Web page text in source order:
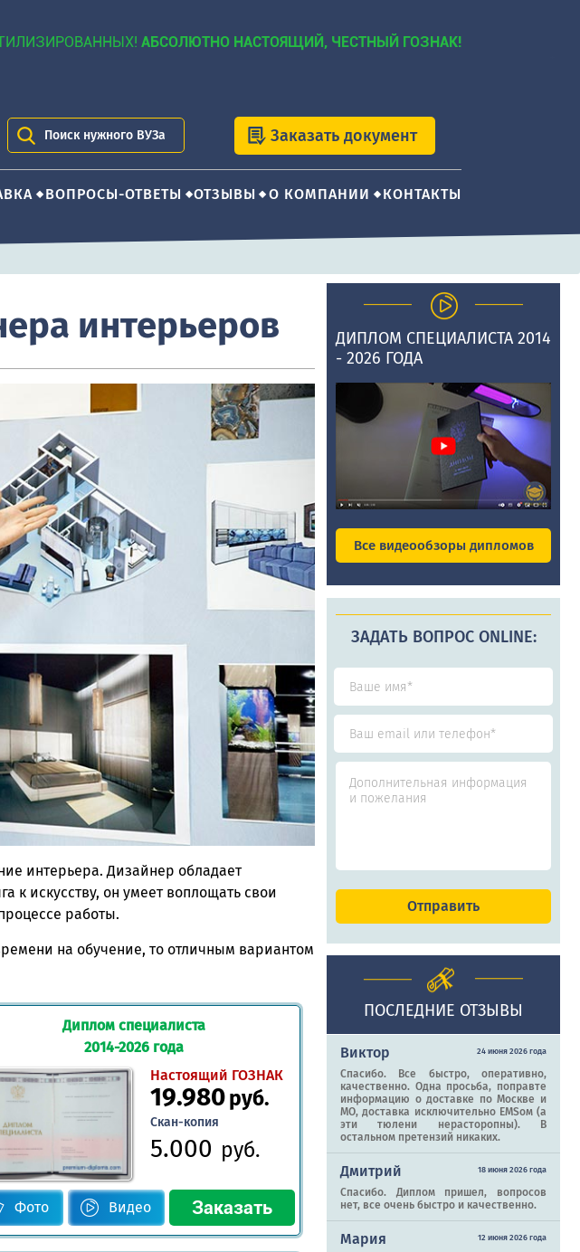
АБСОЛЮТНО НАСТОЯЩИЙ, ЧЕСТНЫЙ ГОЗНАК!
Поиск нужного ВУЗа Заказать документ
ВОПРОСЫ-ОТВЕТЫ ОТЗЫВЫ О КОМПАНИИ КОНТАКТЫ
интерьеров
интерьера. Дизайнер обладает
к искусству, он умеет воплощать свои
работы.
на обучение, то отличным вариантом
Диплом специалиста
2014-2026 года
Настоящий ГОЗНАК
19.980руб.
Скан-копия
5.000 руб.
Фото Видео
ДИПЛОМ СПЕЦИАЛИСТА 2014
- 2026 ГОДА
Все видеообзоры дипломов
ЗАДАТЬ ВОПРОС ONLINE:
ПОСЛЕДНИЕ ОТЗЫВЫ
Виктор 24 июня 2026 года
Спасибо. Все быстро, оперативно,
качественно. Одна просьба, поправте
информацию о доставке по Москве и
МО, доставка исключительно EMSом (а
эти тюлени нерасторопны). В
остальном претензий никаких.
Дмитрий 18 июня 2026 года
Спасибо. Диплом пришел, вопросов
нет, все очень быстро и качественно.
Мария 12 июня 2026 года